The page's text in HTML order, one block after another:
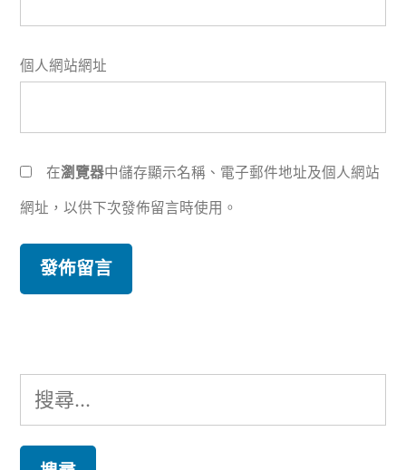
個人網站網址
在瀏覽器中儲存顯示名稱、電子郵件地址及個人網站
網址，以供下次發佈留言時使用。
搜
尋